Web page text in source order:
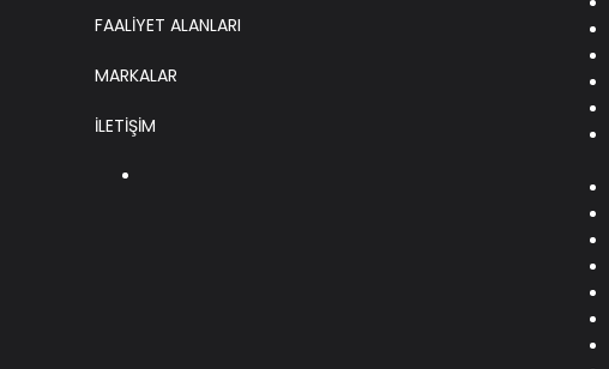
FAALİYET ALANLARI
MARKALAR
İLETİŞİM